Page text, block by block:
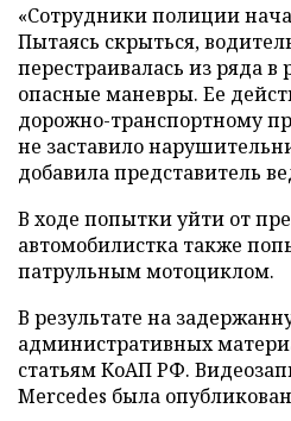
«Сотрудники полиции
Пытаясь скрыться,
перестраивалась из ряда
опасные маневры. Ее
дорожно-транспортному
не заставило
добавила представитель
В ходе попытки уйти от
автомобилистка также
патрульным мотоциклом.
В результате на
административных
статьям КоАП РФ.
Mercedes была